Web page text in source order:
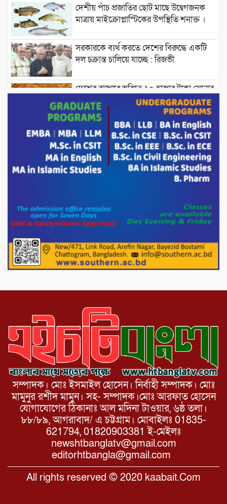
দেশীয় পাঁচ প্রজাতির ছোট মাছে উদ্বেগজনক
মাত্রায় মাইক্রোপ্লাস্টিকের উপস্থিতি শনাক্ত ।
সরকারকে ব্যর্থ করতে দেশের বিরুদ্ধে একটি
দল চক্রান্ত চালিয়ে যাচ্ছে : রিজভী
দেশের বাজারে ভরিতে ১০ হাজার টাকা সোনার
দাম বাড়ানোর ঘোষণা।
ভারপ্রাপ্ত রাষ্ট্রপতি হাফিজ উদ্দিন আহমদের
সাথে এইচটি বাংলা অনলাইন পোর্টাল ও আইপি
টিভির সম্পাদক মোঃ ইসমাইল হোসেনের
সৌজন্য সাক্ষাৎ।
পাটগ্রামে জুলাই অভ্যুত্থান দিবস উপলক্ষে
পোরশায় গণঅভ্যুত্থান দিবসে শহিদ ও জুলাই
১১ দলীয় ঐক্য পোরশা উপজেলা শাখার
সম্পাদক। মোঃ ইসমাইল হোসেন। নির্বাহী সম্পাদক। মোঃ
মামুনুর রশীদ মামুন। সহ- সম্পাদক।মোঃ আরফাত হোসেন
যোগাযোগের ঠিকানাঃ আল মদিনা টাওয়ার, ৬ষ্ঠ তলা।
৮৮/৮৯, আগরাবাদ/ এ চট্টগ্রাম। মোবাইলঃ 01835-
621794, 01820903381 ই-মেইলঃ
newshtbanglatv@gmail.com
editorhtbangla@gmail.com
All rights reserved © 2020 kaabait.Com